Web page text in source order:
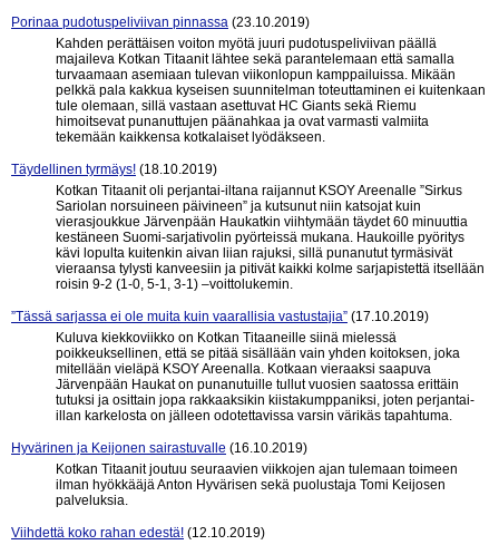
Porinaa pudotuspeliviivan pinnassa (23.10.2019)
Kahden perättäisen voiton myötä juuri pudotuspeliviivan päällä
majaileva Kotkan Titaanit lähtee sekä parantelemaan että samalla
turvaamaan asemiaan tulevan viikonlopun kamppailuissa. Mikään
pelkkä pala kakkua kyseisen suunnitelman toteuttaminen ei kuitenkaan
tule olemaan, sillä vastaan asettuvat HC Giants sekä Riemu
himoitsevat punanuttujen päänahkaa ja ovat varmasti valmiita
tekemään kaikkensa kotkalaiset lyödäkseen.
Täydellinen tyrmäys! (18.10.2019)
Kotkan Titaanit oli perjantai-iltana raijannut KSOY Areenalle ”Sirkus
Sariolan norsuineen päivineen” ja kutsunut niin katsojat kuin
vierasjoukkue Järvenpään Haukatkin viihtymään täydet 60 minuuttia
kestäneen Suomi-sarjativolin pyörteissä mukana. Haukoille pyöritys
kävi lopulta kuitenkin aivan liian rajuksi, sillä punanutut tyrmäsivät
vieraansa tylysti kanveesiin ja pitivät kaikki kolme sarjapistettä itsellään
roisin 9-2 (1-0, 5-1, 3-1) –voittolukemin.
”Tässä sarjassa ei ole muita kuin vaarallisia vastustajia” (17.10.2019)
Kuluva kiekkoviikko on Kotkan Titaaneille siinä mielessä
poikkeuksellinen, että se pitää sisällään vain yhden koitoksen, joka
mitellään vieläpä KSOY Areenalla. Kotkaan vieraaksi saapuva
Järvenpään Haukat on punanutuille tullut vuosien saatossa erittäin
tutuksi ja osittain jopa rakkaaksikin kiistakumppaniksi, joten perjantai-
illan karkelosta on jälleen odotettavissa varsin värikäs tapahtuma.
Hyvärinen ja Keijonen sairastuvalle (16.10.2019)
Kotkan Titaanit joutuu seuraavien viikkojen ajan tulemaan toimeen
ilman hyökkääjä Anton Hyvärisen sekä puolustaja Tomi Keijosen
palveluksia.
Viihdettä koko rahan edestä! (12.10.2019)